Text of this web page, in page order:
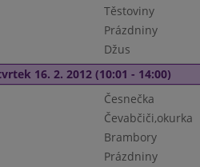
Těstoviny
Prázdniny
Džus
16. 2. 2012 (10:01 - 14:00)
Česnečka
Čevabčiči,okurka
Brambory
Prázdniny